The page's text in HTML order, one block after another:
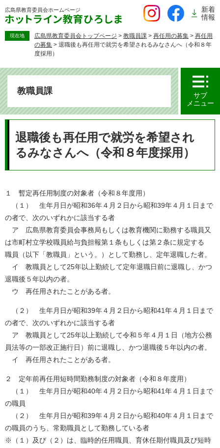
ー
で
す。
広島県教育委員会ホームページ
新着
情報
現在地 広島県教育委員会トップページ > 教職員課 > 再任用の募集 > 再任用
の募集 > 退職後も再任用で就労を希望されるみなさんへ（令和８年
度採用）
教職員課
サブ
メニュー
退職後も再任用で就労を希望され
るみなさんへ（令和８年度採用）
１ 暫定再任用制度の対象者（令和８年度用）
（１） 生年月日が昭和36年４月２日から昭和39年４月１日まで
の者で、次のいずれかに該当する者
ア 広島県教育委員会事務局もしくは教育機関に勤務する職員又
は市町村立学校職員給与負担報第１条もしくは第２条に規定する
職員（以下「教職員」という。）として勤務し、定年退職した者。
イ 教職員として25年以上勤続して定年退職日前に退職し、かつ
退職後５年以内の者。
ウ 再任用されたことがある者。
（２） 生年月日が昭和39年４月２日から昭和41年４月１日まで
の者で、次のいずれかに該当する者
ア 教職員として25年以上勤続して令和５年４月１日（地方公務
員法等の一部改正施行日）前に退職し、かつ退職後５年以内の者。
イ 再任用されたことがある者。
２ 定年前再任用短時間勤務制度の対象者（令和８年度用）
（１） 生年月日が昭和40年４月２日から昭和41年４月１日まで
の職員
（２） 生年月日が昭和39年４月２日から昭和40年４月１日まで
の職員のうち、常勤職員として勤務している者
※（１）及び（２）は、臨時的任用職員、育休任期付職員及び短時